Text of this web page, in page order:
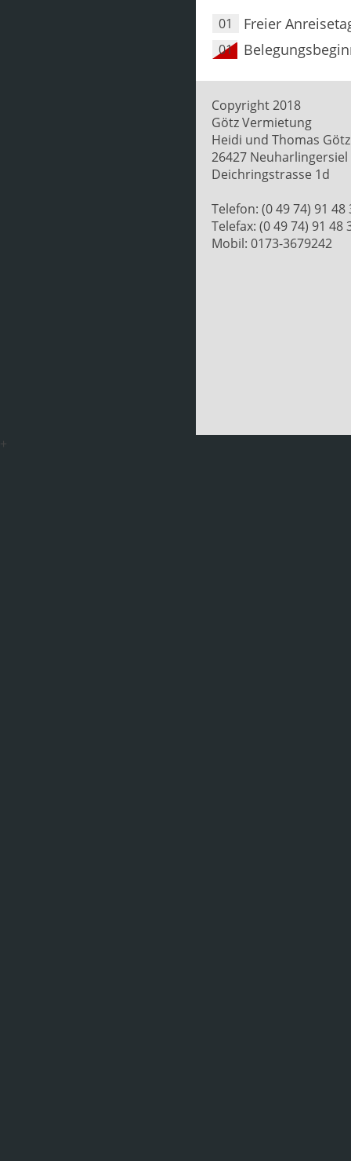
01 Freier
01
Copyright 2018
Götz Vermietung
Heidi und Thomas Götz
26427 Neuharlingersiel
Deichringstrasse 1d
Telefon: (0 49 74) 91 48
Telefax: (0 49 74) 91 48
Mobil: 0173-3679242
+